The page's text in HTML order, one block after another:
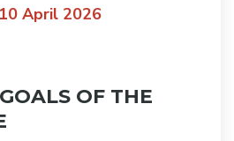
April 2026
OF THE